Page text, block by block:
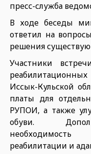
пресс-служба
В ходе беседы
ответил на
решения
Участники
Иссык-Кульской
платы для
РУПОИ, а также
обуви.
реабилитации и